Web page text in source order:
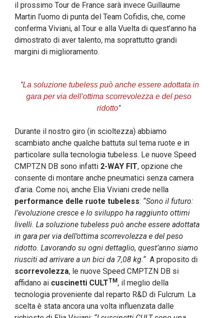
il prossimo Tour de France sarà invece Guillaume
Martin l’uomo di punta del Team Cofidis, che, come
conferma Viviani, al Tour e alla Vuelta di quest’anno ha
dimostrato di aver talento, ma soprattutto grandi
margini di miglioramento.
"La soluzione tubeless può anche essere adottata in
gara per via dell'ottima scorrevolezza e del peso
ridotto"
Durante il nostro giro (in scioltezza) abbiamo
scambiato anche qualche battuta sul tema ruote e in
particolare sulla tecnologia tubeless. Le nuove Speed
CMPTZN DB sono infatti 2-WAY FIT, opzione che
consente di montare anche pneumatici senza camera
d’aria. Come noi, anche Elia Viviani crede nella
performance delle ruote tubeless: “Sono il futuro:
l’evoluzione cresce e lo sviluppo ha raggiunto ottimi
livelli. La soluzione tubeless può anche essere adottata
in gara per via dell’ottima scorrevolezza e del peso
ridotto. Lavorando su ogni dettaglio, quest’anno siamo
riusciti ad arrivare a un bici da 7,08 kg.“ A proposito di
scorrevolezza, le nuove Speed CMPTZN DB si
affidano ai cuscinetti CULTTM, il meglio della
tecnologia proveniente dal reparto R&D di Fulcrum. La
scelta è stata ancora una volta influenzata dalle